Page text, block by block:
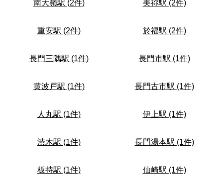
南大嶺駅 (2件) 美祢駅 (2件)
重安駅 (2件) 於福駅 (2件)
長門三隅駅 (1件) 長門市駅 (1件)
黄波戸駅 (1件) 長門古市駅 (1件)
人丸駅 (1件) 伊上駅 (1件)
渋木駅 (1件) 長門湯本駅 (1件)
板持駅 (1件) 仙崎駅 (1件)